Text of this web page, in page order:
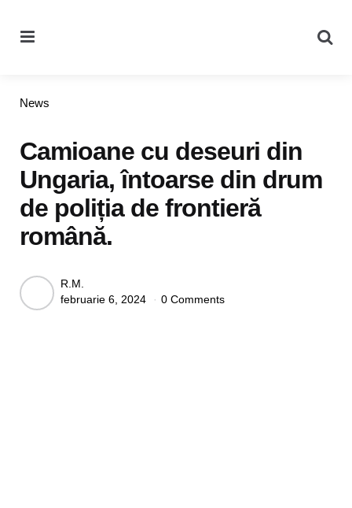
Categories
News
Camioane cu deseuri din
Ungaria, întoarse din drum
de poliția de frontieră
română.
Posted
by
R.M.
februarie 6, 2024
0 Comments